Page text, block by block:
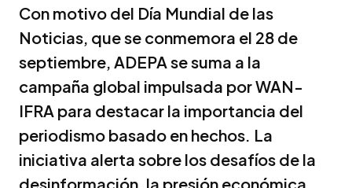
Con motivo del Día Mundial de las
Noticias, que se conmemora el 28 de
septiembre, ADEPA se suma a la
campaña global impulsada por WAN-
IFRA para destacar la importancia del
periodismo basado en hechos. La
iniciativa alerta sobre los desafíos de la
desinformación, la presión económica